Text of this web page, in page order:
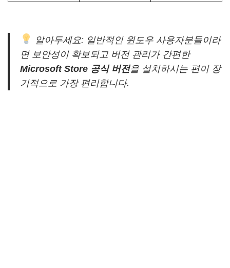
알아두세요: 일반적인 윈도우 사용자분들이라
면 보안성이 확보되고 버전 관리가 간편한
Microsoft Store 공식 버전을 설치하시는 편이 장
기적으로 가장 편리합니다.